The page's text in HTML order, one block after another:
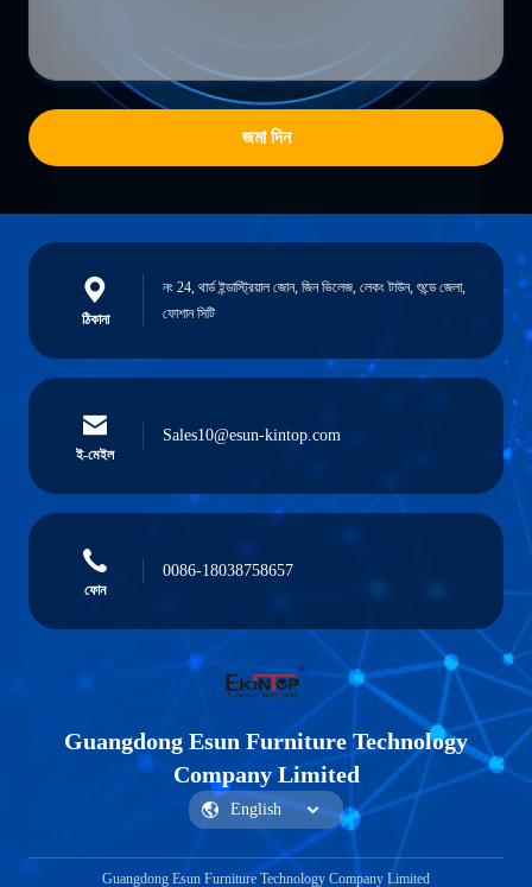
জমা দিন
ঠিকানা
নং 24, থার্ড ইন্ডাস্ট্রিয়াল জোন, জিন ভিলেজ, লেকং টাউন, শুন্ডে জেলা,
ফোশান সিটি
ই-মেইল
Sales10@esun-kintop.com
ফোন
0086-18038758657
Guangdong Esun Furniture Technology
Company Limited
Guangdong Esun Furniture Technology Company Limited